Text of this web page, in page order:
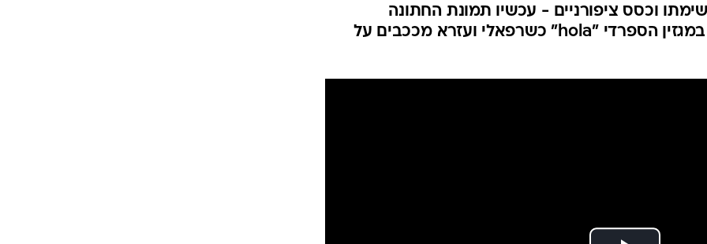
וכסס ציפורניים - עכשיו תמונת החתונה
הרשמית של הטופמודל נחשפת במגזין הספרדי "hola" כשרפאלי ועזרא מככבים על